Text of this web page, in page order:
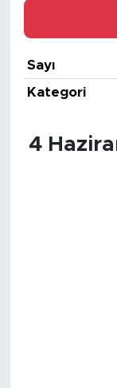
Sayı
Kategori
4